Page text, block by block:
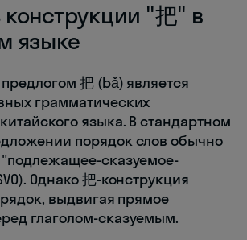
"把" в
языке
把 (bǎ) является
грамматических
языка. В стандартном
порядок слов обычно
"подлежащее-сказуемое-
Однако 把-конструкция
выдвигая прямое
глаголом-сказуемым.